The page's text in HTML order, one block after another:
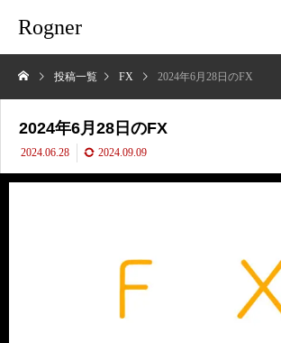
Rogner
投稿一覧 FX 2024年6月28日のFX
2024年6月28日のFX
2024.06.28 2024.09.09